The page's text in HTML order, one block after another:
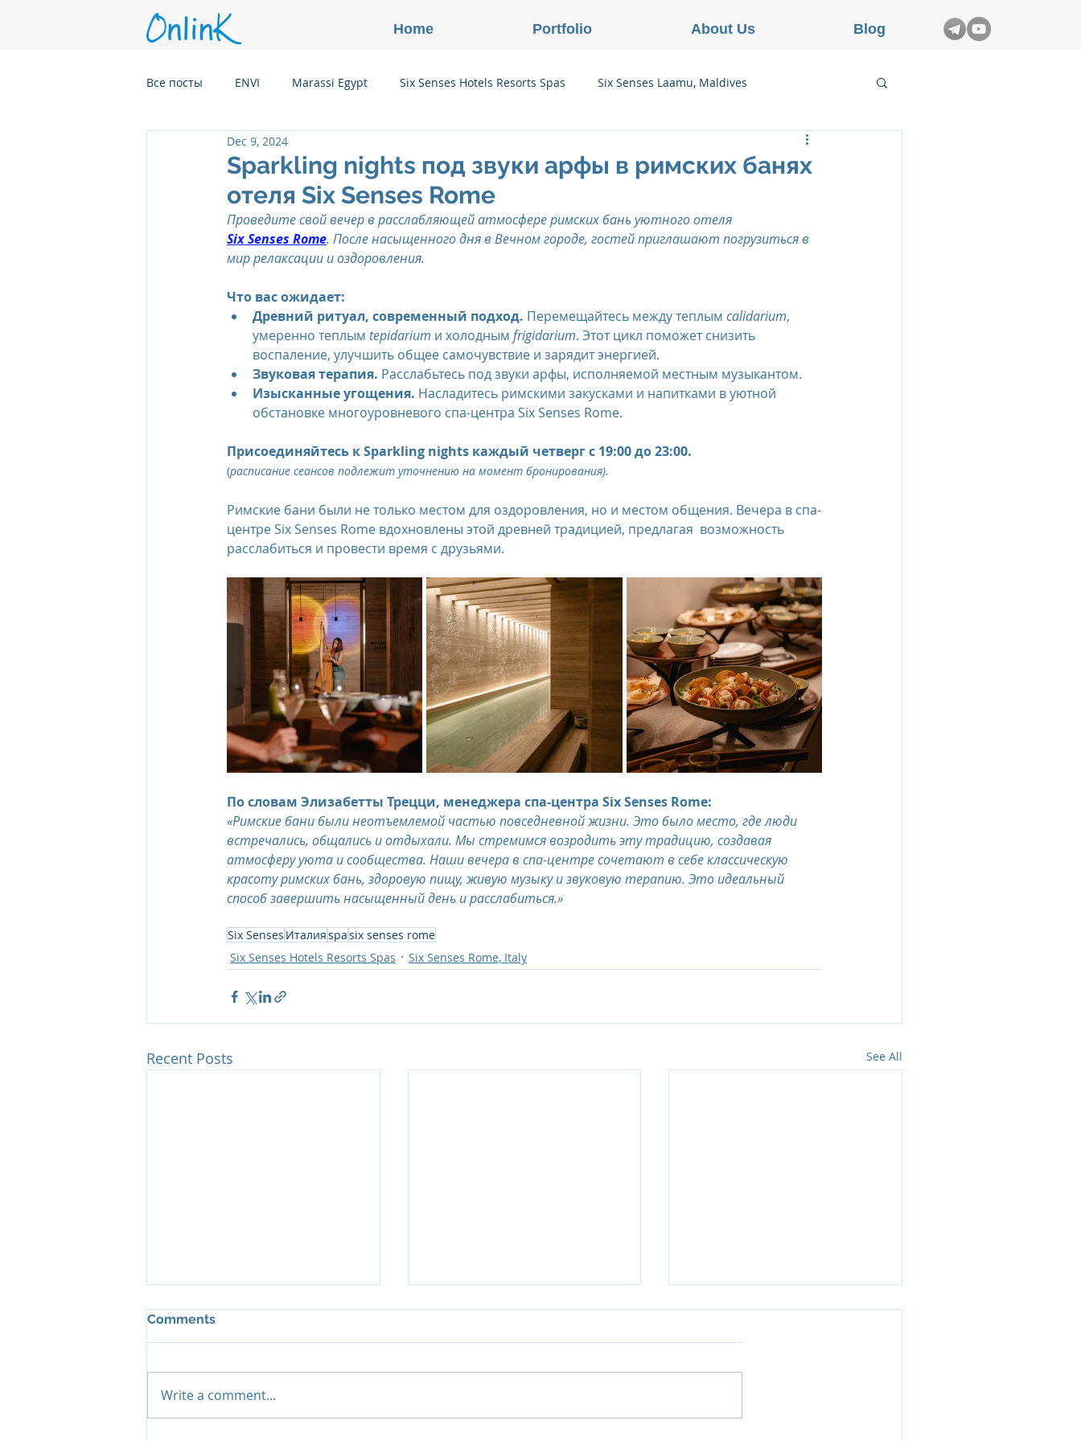
Все посты ENVI Marassi Egypt Six Senses Hotels Resorts Spas Six Senses Laamu, Maldives
Six Senses Kanuhura, Maldives
Six Senses Kaplankaya, Turkey Six Senses Douro Valley, Portugal Six Senses Courchevel, France
Six Senses CransMontana Switzerland Onlink Insights Oberoi Hotels & Resorts
The Oberoi Beach Resort Mauritius The Oberoi Bali, Indonesia The Oberoi Lombok, Indonesia
The Oberoi Dubai, UAE The Oberoi Philae, Egypt The Oberoi Sahl Hasheesh, Egypt
The Oberoi, Marrakech InterContinental Phuket Resort Regent Bali Canggu Eclat Beijing Пресс-релизы
Al Zorah Beach Resort Sun Resorts
Sparkling nights под звуки арфы в римских банях
отеля Six Senses Rome
Dec 9, 2024
Проведите свой вечер в расслабляющей атмосфере римских бань уютного отеля
Six Senses Rome. После насыщенного дня в Вечном городе, гостей приглашают погрузиться в
мир релаксации и оздоровления.
Что вас ожидает:
Древний ритуал, современный подход. Перемещайтесь между теплым calidarium,
умеренно теплым tepidarium и холодным frigidarium. Этот цикл поможет снизить
воспаление, улучшить общее самочувствие и зарядит энергией.
Звуковая терапия. Расслабьтесь под звуки арфы, исполняемой местным музыкантом.
Изысканные угощения. Насладитесь римскими закусками и напитками в уютной
обстановке многоуровневого спа-центра Six Senses Rome.
Присоединяйтесь к Sparkling nights каждый четверг с 19:00 до 23:00.
(расписание сеансов подлежит уточнению на момент бронирования).
Римские бани были не только местом для оздоровления, но и местом общения. Вечера в спа-
центре Six Senses Rome вдохновлены этой древней традицией, предлагая  возможность
расслабиться и провести время с друзьями.
По словам Элизабетты Трецци, менеджера спа-центра Six Senses Rome:
«Римские бани были неотъемлемой частью повседневной жизни. Это было место, где люди
встречались, общались и отдыхали. Мы стремимся возродить эту традицию, создавая
атмосферу уюта и сообщества. Наши вечера в спа-центре сочетают в себе классическую
красоту римских бань, здоровую пищу, живую музыку и звуковую терапию. Это идеальный
способ завершить насыщенный день и расслабиться.»
Six Senses Италияspasix senses rome
Six Senses Hotels Resorts Spas
Six Senses Rome, Italy
Recent Posts See All
Comments
Write a comment...
Home Portfolio About Us Blog